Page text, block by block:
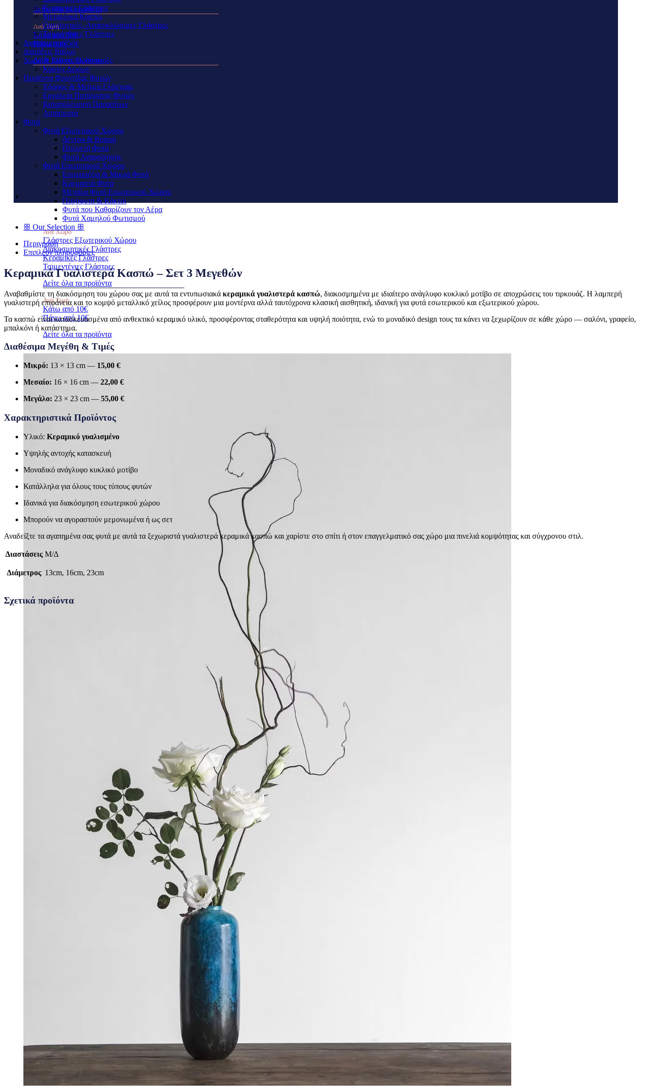
Δείτε όλα τα προϊόντα
Ανά Τιμή
Κάτω από 50€
Πάνω από 50€
Δείτε όλα τα προϊόντα
Φυτά Εσωτερικού Χώρου
Παχύφυτα & Κάκτοι
Ανθισμένα Φυτά
Κασπώ-Διακοσμητικά
Ανά Χώρο
Γλάστρες Εξωτερικού Χώρου
Διακοσμητικές Γλάστρες
Κεραμικές Γλάστρες
Τσιμεντένιες Γλάστρες
Δείτε όλα τα προϊόντα
Ανά Τιμή
Κάτω από 10€
Πάνω από 10€
Δείτε όλα τα προϊόντα
Κεραμικές Γλάστρες
Μεταλλικά Κασπώ
Οικολογικές- Ανακυκλώσιμες Γλάστρες
Τσιμεντένιες Γλάστρες
Διακοσμητικά
Διατάξεις Βάζων
Δώρα & Ειδικές Προσφορές
Κάρτες Δώρων
Προϊόντα Φροντίδας Φυτών
Έδαφος & Μείγμα Γλάστρας
Εργαλεία Ποτίσματος Φυτών
Καταπολέμηση Παρασίτων
Λιπάσματα
Φυτά
Φυτά Eξωτερικού Xώρου
Δέντρα & Bonsai
Πολυετή Φυτά
Φυτά Αναρρίχησης
Φυτά Eσωτερικού Xώρου
Επιτραπέζια & Mικρά Φυτά
Κρεμαστά Φυτά
Μεγάλα Φυτά Εσωτερικού Χώρου
Παχύφυτα & Κάκτοι
Φυτά που Καθαρίζουν τον Αέρα
Φυτά Χαμηλού Φωτισμού
ꕥ Our Selection ꕥ
Περιγραφή
Επιπλέον πληροφορίες
Κεραμικά Γυαλιστερά Κασπώ – Σετ 3 Μεγεθών
Αναβαθμίστε τη διακόσμηση του χώρου σας με αυτά τα εντυπωσιακά κεραμικά γυαλιστερά κασπώ, διακοσμημένα με ιδιαίτερο ανάγλυφο κυκλικό μοτίβο σε αποχρώσεις του τιρκουάζ. Η λαμπερή
γυαλιστερή επιφάνεια και το κομψό μεταλλικό χείλος προσφέρουν μια μοντέρνα αλλά ταυτόχρονα κλασική αισθητική, ιδανική για φυτά εσωτερικού και εξωτερικού χώρου.
Τα κασπώ είναι κατασκευασμένα από ανθεκτικό κεραμικό υλικό, προσφέροντας σταθερότητα και υψηλή ποιότητα, ενώ το μοναδικό design τους τα κάνει να ξεχωρίζουν σε κάθε χώρο — σαλόνι, γραφείο,
μπαλκόνι ή κατάστημα.
Διαθέσιμα Μεγέθη & Τιμές
Μικρό: 13 × 13 cm — 15,00 €
Μεσαίο: 16 × 16 cm — 22,00 €
Μεγάλο: 23 × 23 cm — 55,00 €
Χαρακτηριστικά Προϊόντος
Υλικό: Κεραμικό γυαλισμένο
Υψηλής αντοχής κατασκευή
Μοναδικό ανάγλυφο κυκλικό μοτίβο
Κατάλληλα για όλους τους τύπους φυτών
Ιδανικά για διακόσμηση εσωτερικού χώρου
Μπορούν να αγοραστούν μεμονωμένα ή ως σετ
Αναδείξτε τα αγαπημένα σας φυτά με αυτά τα ξεχωριστά γυαλιστερά κεραμικά κασπώ και χαρίστε στο σπίτι ή στον επαγγελματικό σας χώρο μια πινελιά κομψότητας και σύγχρονου στιλ.
Διαστάσεις Μ/Δ
Διάμετρος 13cm, 16cm, 23cm
Σχετικά προϊόντα